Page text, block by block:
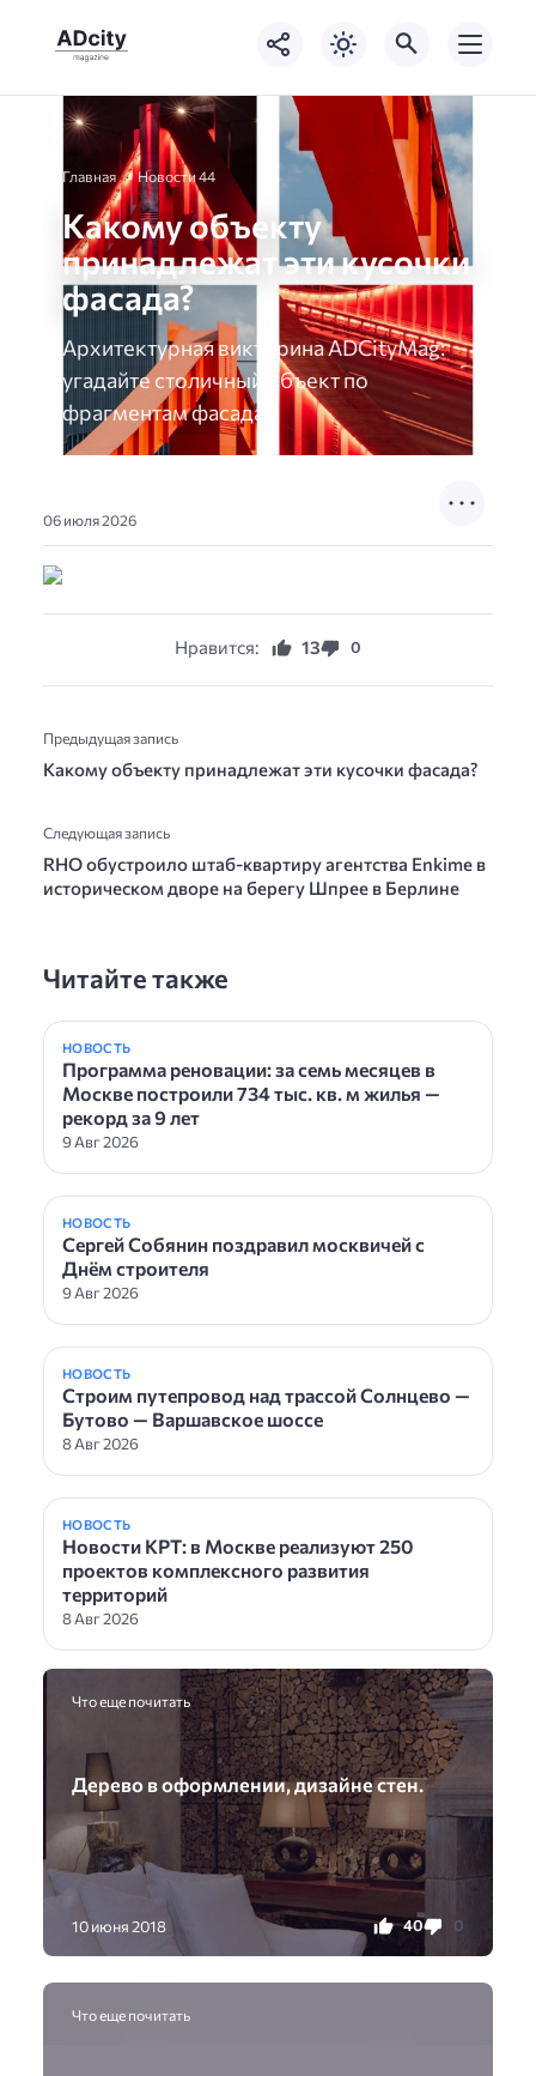
Главная Новости 44
Какому объекту
принадлежат эти кусочки
фасада?
Архитектурная викторина ADCityMag:
угадайте столичный объект по
фрагментам фасада.
06 июля 2026
Нравится: 13 0
Предыдущая запись
Какому объекту принадлежат эти кусочки фасада?
Следующая запись
RHO обустроило штаб-квартиру агентства Enkime в
историческом дворе на берегу Шпрее в Берлине
Читайте также
НОВОСТЬ
Программа реновации: за семь месяцев в
Москве построили 734 тыс. кв. м жилья —
рекорд за 9 лет
9 Авг 2026
НОВОСТЬ
Сергей Собянин поздравил москвичей с
Днём строителя
9 Авг 2026
НОВОСТЬ
Строим путепровод над трассой Солнцево —
Бутово — Варшавское шоссе
8 Авг 2026
НОВОСТЬ
Новости КРТ: в Москве реализуют 250
проектов комплексного развития
территорий
8 Авг 2026
Что еще почитать
Дерево в оформлении, дизайне стен.
10 июня 2018 40 0
Что еще почитать